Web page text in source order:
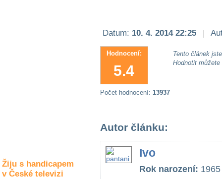
Žiju s handicapem
v České televizi
Datum: 10. 4. 2014 22:25 |
Hodnocení:
5.4
Tento článek
Hodnotit
Počet hodnocení: 13937
Autor článku:
Ivo
Rok narození: 1965